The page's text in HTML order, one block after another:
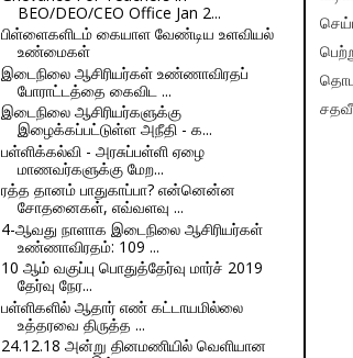
BEO/DEO/CEO Office Jan 2...
பிள்ளைகளிடம் கையாள வேண்டிய உளவியல்
உண்மைகள்
இடைநிலை ஆசிரியர்கள் உண்ணாவிரதப்
போராட்டத்தை கைவிட ...
இடைநிலை ஆசிரியர்களுக்கு
இழைக்கப்பட்டுள்ள அநீதி - க...
பள்ளிக்கல்வி - அரசுப்பள்ளி ஏழை
மாணவர்களுக்கு மேற...
ரத்த தானம் பாதுகாப்பா? என்னென்ன
சோதனைகள், எவ்வளவு ...
4-ஆவது நாளாக இடைநிலை ஆசிரியர்கள்
உண்ணாவிரதம்: 109 ...
10 ஆம் வகுப்பு பொதுத்தேர்வு மார்ச் 2019
தேர்வு நேர...
பள்ளிகளில் ஆதார் எண் கட்டாயமில்லை
உத்தரவை திருத்த ...
24.12.18 அன்று தினமணியில் வெளியான